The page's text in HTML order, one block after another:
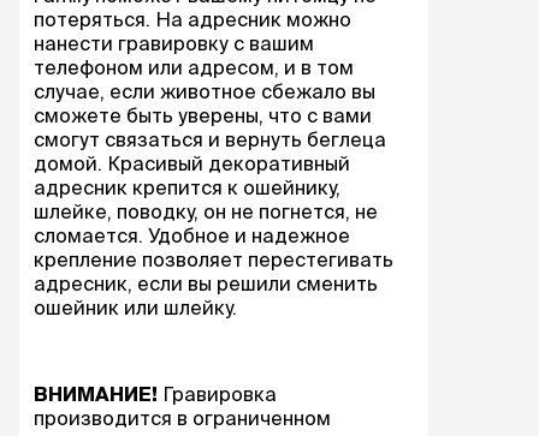
потеряться. На адресник можно
нанести гравировку с вашим
телефоном или адресом, и в том
случае, если животное сбежало вы
сможете быть уверены, что с вами
смогут связаться и вернуть беглеца
домой. Красивый декоративный
адресник крепится к ошейнику,
шлейке, поводку, он не погнется, не
сломается. Удобное и надежное
крепление позволяет перестегивать
адресник, если вы решили сменить
ошейник или шлейку.
ВНИМАНИЕ! Гравировка
производится в ограниченном